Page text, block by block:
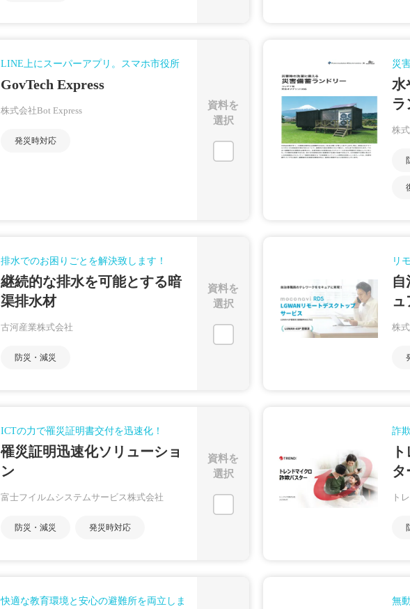
LINE上にスーパーアプリ。スマホ市役所
GovTech Express
株式会社Bot Express
発災時対応
資料を
選択
災
水
ラ
株
排水でのお困りごとを解決致します！
継続的な排水を可能とする暗
渠排水材
古河産業株式会社
防災・減災
資料を
選択
リ
自
ュ
株
ICTの力で罹災証明書交付を迅速化！
罹災証明迅速化ソリューショ
ン
富士フイルムシステムサービス株式会社
防災・減災 発災時対応
資料を
選択
詐
タ
ト
快適な教育環境と安心の避難所を両立しま
無